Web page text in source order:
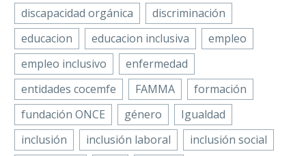
discapacidad orgánica
discriminación
educacion
educacion inclusiva
empleo
empleo inclusivo
enfermedad
entidades cocemfe
FAMMA
formación
fundación ONCE
género
Igualdad
inclusión
inclusión laboral
inclusión social